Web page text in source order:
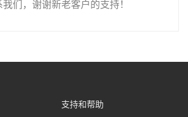
们，谢谢新老客户的支持！
支持和帮助